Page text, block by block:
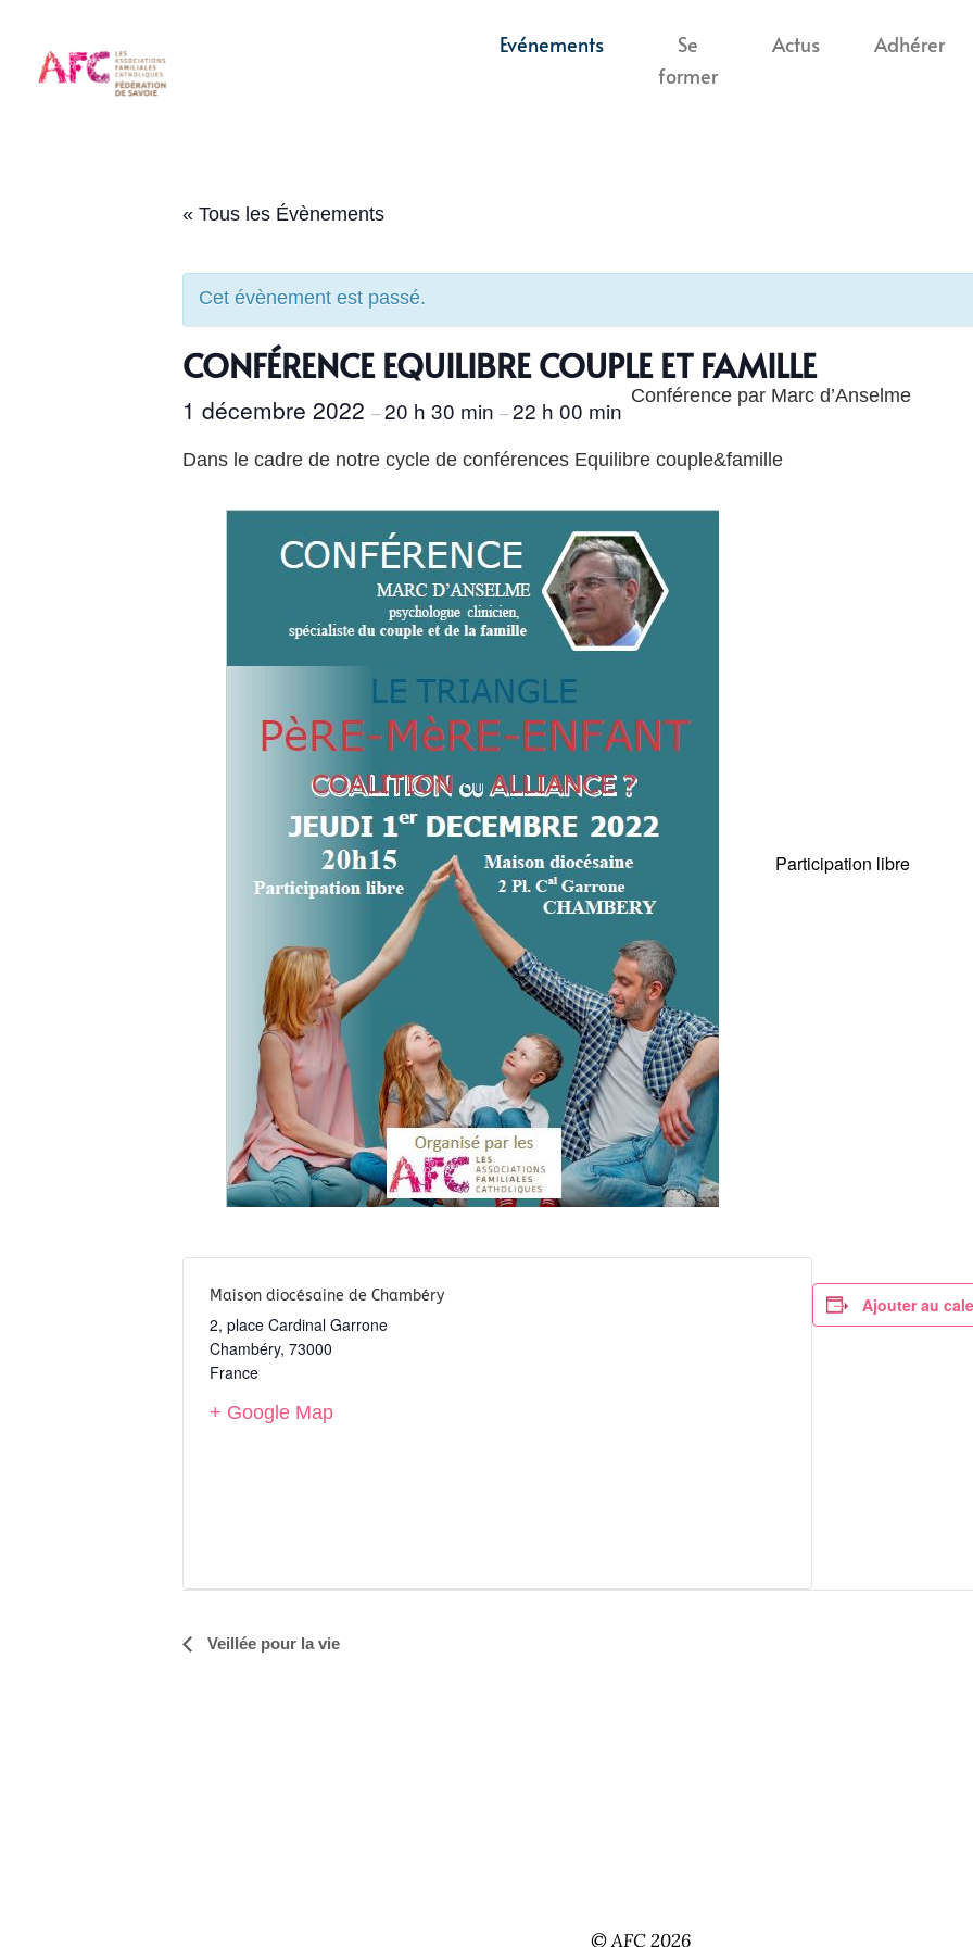
Evénements
Se
former
Actus Adhérer
« Tous les Évènements
Cet évènement est passé.
CONFÉRENCE EQUILIBRE COUPLE ET FAMILLE
1 décembre 2022 –20 h 30 min –22 h 00 min Conférence par Marc d’Anselme
Dans le cadre de notre cycle de conférences Equilibre couple&famille
Participation libre
Maison diocésaine de Chambéry
2, place Cardinal Garrone
Chambéry, 73000
France
+ Google Map
Ajouter au
Navigation
Veillée pour la vie
© AFC 2026